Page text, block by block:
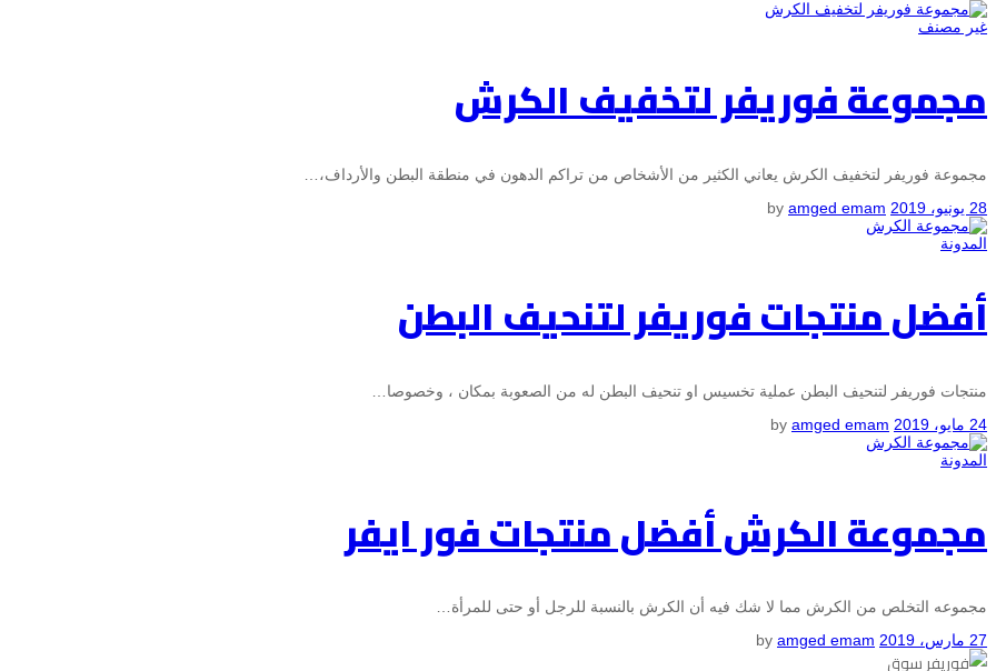
غير مصنف
مجموعة فوريفر لتخفيف الكرش
مجموعة فوريفر لتخفيف الكرش يعاني الكثير من الأشخاص من تراكم الدهون في منطقة البطن والأرداف،…
28 يونيو، 2019
amged emam
المدونة
أفضل منتجات فوريفر لتنحيف البطن
منتجات فوريفر لتنحيف البطن عملية تخسيس او تنحيف البطن له من الصعوبة بمكان ، وخصوصا…
24 مايو، 2019
amged emam
المدونة
مجموعة الكرش أفضل منتجات فور ايفر
مجموعه التخلص من الكرش مما لا شك فيه أن الكرش بالنسبة للرجل أو حتى للمرأة…
27 مارس، 2019
amged emam